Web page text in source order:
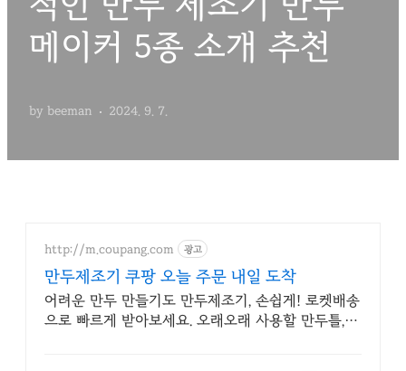
메이커 5종 소개 추천
by beeman 2024. 9. 7.
http://m.coupang.com 광고
만두제조기 쿠팡 오늘 주문 내일 도착
어려운 만두 만들기도 만두제조기, 손쉽게! 로켓배송
으로 빠르게 받아보세요. 오래오래 사용할 만두틀,